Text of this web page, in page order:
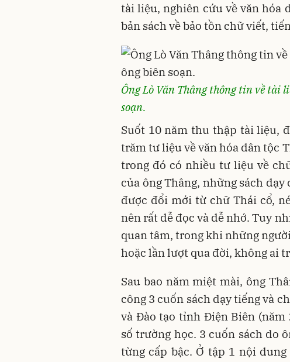
tài liệu, nghiên cứu về văn hóa
bản sách về bảo tồn chữ viết,
Ông Lò Văn Thâng thông tin về tài
soạn.
Suốt 10 năm thu thập tài liệu,
trăm tư liệu về văn hóa dân tộc
trong đó có nhiều tư liệu về
của ông Thâng, những sách
được đổi mới từ chữ Thái cổ,
nên rất dễ đọc và dễ nhớ. Tuy
quan tâm, trong khi những
hoặc lần lượt qua đời, không ai
Sau bao năm miệt mài, ông
công 3 cuốn sách dạy tiếng và
và Đào tạo tỉnh Điện Biên (năm
số trường học. 3 cuốn sách do
từng cấp bậc. Ở tập 1 nội